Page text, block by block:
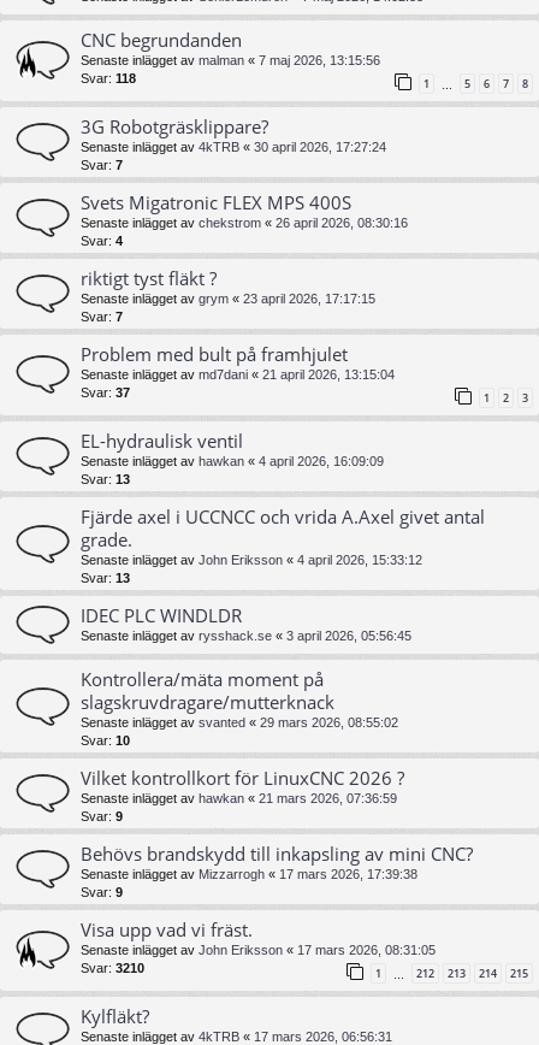
CNC begrundanden
Senaste inlägget av malman « 7 maj 2026, 13:15:56
Svar: 118 1 5 6 7 8
3G Robotgräsklippare?
Senaste inlägget av 4kTRB « 30 april 2026, 17:27:24
Svar: 7
Svets Migatronic FLEX MPS 400S
Senaste inlägget av chekstrom « 26 april 2026, 08:30:16
Svar: 4
riktigt tyst fläkt ?
Senaste inlägget av grym « 23 april 2026, 17:17:15
Svar: 7
Problem med bult på framhjulet
Senaste inlägget av md7dani « 21 april 2026, 13:15:04
Svar: 37 1 2 3
EL-hydraulisk ventil
Senaste inlägget av hawkan « 4 april 2026, 16:09:09
Svar: 13
Fjärde axel i UCCNCC och vrida A.Axel givet antal
grade.
Senaste inlägget av John Eriksson « 4 april 2026, 15:33:12
Svar: 13
IDEC PLC WINDLDR
Senaste inlägget av rysshack.se « 3 april 2026, 05:56:45
Kontrollera/mäta moment på
slagskruvdragare/mutterknack
Senaste inlägget av svanted « 29 mars 2026, 08:55:02
Svar: 10
Vilket kontrollkort för LinuxCNC 2026 ?
Senaste inlägget av hawkan « 21 mars 2026, 07:36:59
Svar: 9
Behövs brandskydd till inkapsling av mini CNC?
Senaste inlägget av Mizzarrogh « 17 mars 2026, 17:39:38
Svar: 9
Visa upp vad vi fräst.
Senaste inlägget av John Eriksson « 17 mars 2026, 08:31:05
Svar: 3210 1 212 213 214 215
Kylfläkt?
Senaste inlägget av 4kTRB « 17 mars 2026, 06:56:31